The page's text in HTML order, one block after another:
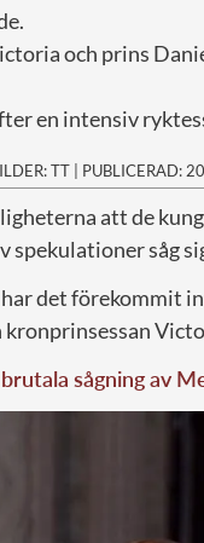
och prins
en intensiv
TT | PUBLICERAD:
att de
spekulationer såg
har det förekommit
sågning av